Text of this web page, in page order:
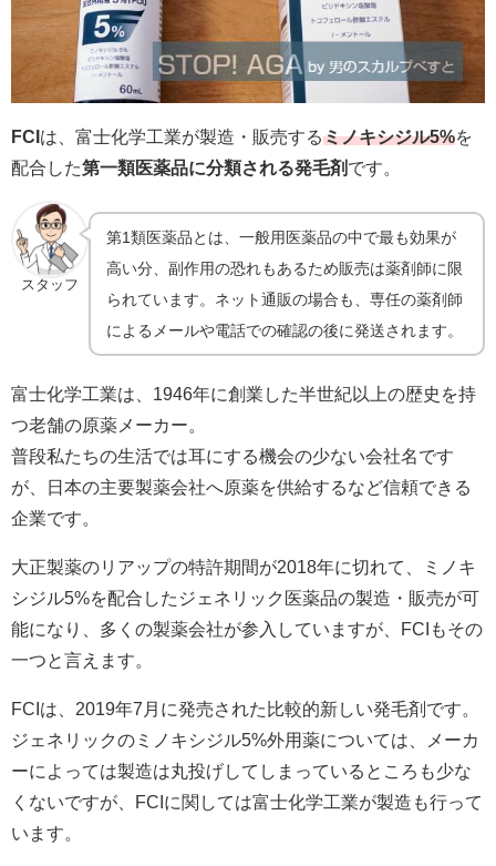
FCI は、富士化学工業が製造・販売するミノキシジル5%を
配合した第一類医薬品に分類される発毛剤 です。
スタッフ
第1類医薬品とは、一般用医薬品の中で最も効果が
高い分、副作用の恐れもあるため販売は薬剤師に限
られています。ネット通販の場合も、専任の薬剤師
によるメールや電話での確認の後に発送されます。
富士化学工業は、1946年に創業した半世紀以上の歴史を持
つ老舗の原薬メーカー。
普段私たちの生活では耳にする機会の少ない会社名です
が、日本の主要製薬会社へ原薬を供給するなど信頼できる
企業です。
大正製薬のリアップの特許期間が2018年に切れて、ミノキ
シジル5%を配合したジェネリック医薬品の製造・販売が可
能になり、多くの製薬会社が参入していますが、FCIもその
一つと言えます。
FCIは、2019年7月に発売された比較的新しい発毛剤です。
ジェネリックのミノキシジル5%外用薬については、メーカ
ーによっては製造は丸投げしてしまっているところも少な
くないですが、FCIに関しては富士化学工業が製造も行って
います。